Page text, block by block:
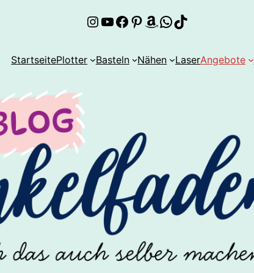
Instagram
YouTube
Facebook
Pinterest
Amazon
WhatsApp
TikTok
StartseitePlotter Basteln Nähen LaserAngebote